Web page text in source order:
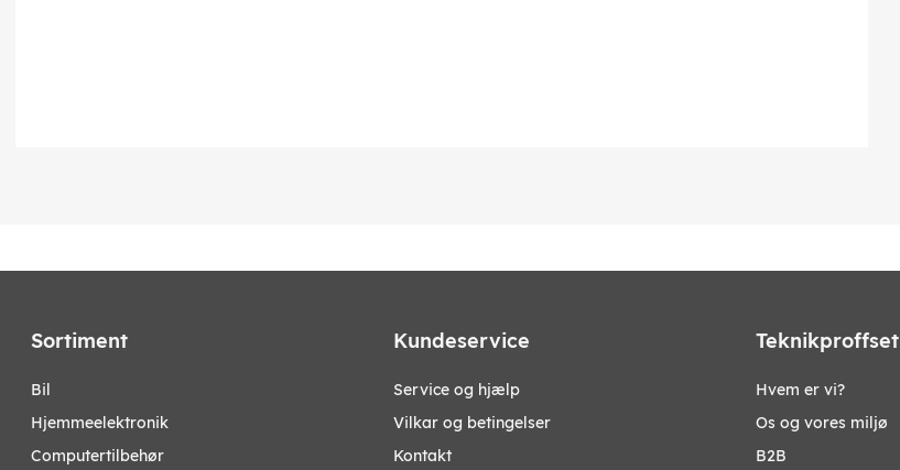
Sortiment
bil
hjemmeelektronik
computertilbehør
Kundeservice
Service og hjælp
Vilkar og betingelser
Kontakt
Teknikproffset
Hvem er vi?
Os og vores miljø
B2B